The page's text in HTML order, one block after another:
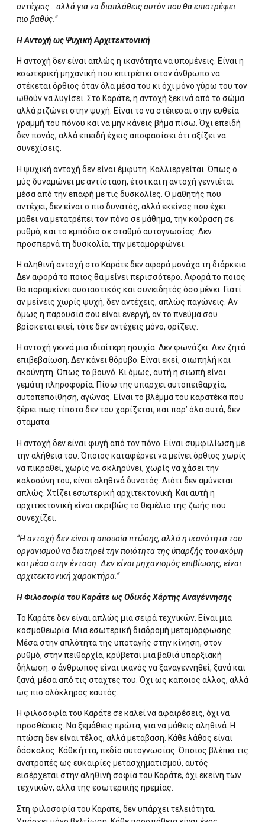
αντέχεις… αλλά για να διαπλάθεις αυτόν που θα επιστρέψει
πιο βαθύς.”
Η Αντοχή ως Ψυχική Αρχιτεκτονική
Η αντοχή δεν είναι απλώς η ικανότητα να υπομένεις. Είναι η
εσωτερική μηχανική που επιτρέπει στον άνθρωπο να
στέκεται όρθιος όταν όλα μέσα του κι όχι μόνο γύρω του τον
ωθούν να λυγίσει. Στο Καράτε, η αντοχή ξεκινά από το σώμα
αλλά ριζώνει στην ψυχή. Είναι το να στέκεσαι στην ευθεία
γραμμή του πόνου και να μην κάνεις βήμα πίσω. Όχι επειδή
δεν πονάς, αλλά επειδή έχεις αποφασίσει ότι αξίζει να
συνεχίσεις.
Η ψυχική αντοχή δεν είναι έμφυτη. Καλλιεργείται. Όπως ο
μύς δυναμώνει με αντίσταση, έτσι και η αντοχή γεννιέται
μέσα από την επαφή με τις δυσκολίες. Ο μαθητής που
αντέχει, δεν είναι ο πιο δυνατός, αλλά εκείνος που έχει
μάθει να μετατρέπει τον πόνο σε μάθημα, την κούραση σε
ρυθμό, και το εμπόδιο σε σταθμό αυτογνωσίας. Δεν
προσπερνά τη δυσκολία, την μεταμορφώνει.
Η αληθινή αντοχή στο Καράτε δεν αφορά μονάχα τη διάρκεια.
Δεν αφορά το ποιος θα μείνει περισσότερο. Αφορά το ποιος
θα παραμείνει ουσιαστικός και συνειδητός όσο μένει. Γιατί
αν μείνεις χωρίς ψυχή, δεν αντέχεις, απλώς παγώνεις. Αν
όμως η παρουσία σου είναι ενεργή, αν το πνεύμα σου
βρίσκεται εκεί, τότε δεν αντέχεις μόνο, ορίζεις.
Η αντοχή γεννά μια ιδιαίτερη ησυχία. Δεν φωνάζει. Δεν ζητά
επιβεβαίωση. Δεν κάνει θόρυβο. Είναι εκεί, σιωπηλή και
ακούνητη. Όπως το βουνό. Κι όμως, αυτή η σιωπή είναι
γεμάτη πληροφορία. Πίσω της υπάρχει αυτοπειθαρχία,
αυτοπεποίθηση, αγώνας. Είναι το βλέμμα του καρατέκα που
ξέρει πως τίποτα δεν του χαρίζεται, και παρ’ όλα αυτά, δεν
σταματά.
Η αντοχή δεν είναι φυγή από τον πόνο. Είναι συμφιλίωση με
την αλήθεια του. Όποιος καταφέρνει να μείνει όρθιος χωρίς
να πικραθεί, χωρίς να σκληρύνει, χωρίς να χάσει την
καλοσύνη του, είναι αληθινά δυνατός. Διότι δεν αμύνεται
απλώς. Χτίζει εσωτερική αρχιτεκτονική. Και αυτή η
αρχιτεκτονική είναι ακριβώς το θεμέλιο της ζωής που
συνεχίζει.
“Η αντοχή δεν είναι η απουσία πτώσης, αλλά η ικανότητα του
οργανισμού να διατηρεί την ποιότητα της ύπαρξής του ακόμη
και μέσα στην ένταση. Δεν είναι μηχανισμός επιβίωσης, είναι
αρχιτεκτονική χαρακτήρα.”
Η Φιλοσοφία του Καράτε ως Οδικός Χάρτης Αναγέννησης
Το Καράτε δεν είναι απλώς μια σειρά τεχνικών. Είναι μια
κοσμοθεωρία. Μια εσωτερική διαδρομή μεταμόρφωσης.
Μέσα στην απλότητα της υποταγής στην κίνηση, στον
ρυθμό, στην πειθαρχία, κρύβεται μια βαθιά υπαρξιακή
δήλωση: ο άνθρωπος είναι ικανός να ξαναγεννηθεί, ξανά και
ξανά, μέσα από τις στάχτες του. Όχι ως κάποιος άλλος, αλλά
ως πιο ολόκληρος εαυτός.
Η φιλοσοφία του Καράτε σε καλεί να αφαιρέσεις, όχι να
προσθέσεις. Να ξεμάθεις πρώτα, για να μάθεις αληθινά. Η
πτώση δεν είναι τέλος, αλλά μετάβαση. Κάθε λάθος είναι
δάσκαλος. Κάθε ήττα, πεδίο αυτογνωσίας. Όποιος βλέπει τις
ανατροπές ως ευκαιρίες μετασχηματισμού, αυτός
εισέρχεται στην αληθινή σοφία του Καράτε, όχι εκείνη των
τεχνικών, αλλά της εσωτερικής ηρεμίας.
Στη φιλοσοφία του Καράτε, δεν υπάρχει τελειότητα.